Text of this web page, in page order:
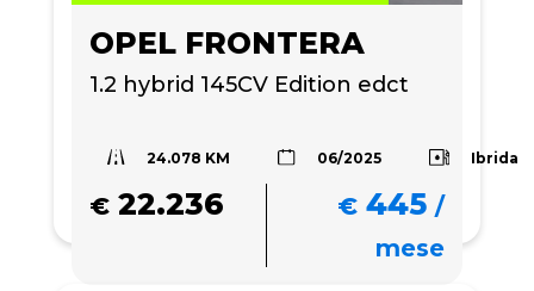
OPEL FRONTERA
1.2 hybrid 145CV Edition edct
24.078 KM 06/2025 Ibrida
€ 22.236 € 445 /
mese